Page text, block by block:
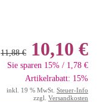
11,88 € 10,10 €
Sie sparen 15% / 1,78 €
Artikelrabatt: 15%
inkl. 19 % MwSt. Steuer-Info
zzgl. Versandkosten